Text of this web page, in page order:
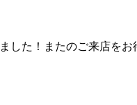
した！またのご来店をお